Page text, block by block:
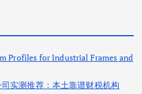
Profiles for Industrial Frames and
实测推荐：本土靠谱财税机构